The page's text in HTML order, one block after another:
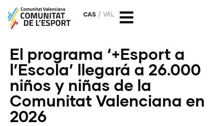
CAS VAL
El programa ‘+Esport a
l’Escola’ llegará a 26.000
niños y niñas de la
Comunitat Valenciana en
2026